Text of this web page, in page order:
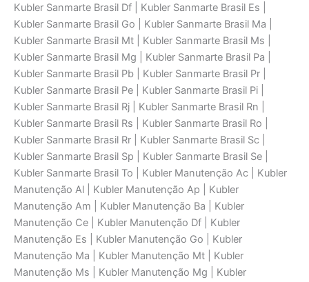
Kubler Sanmarte Brasil Df | Kubler Sanmarte Brasil Es |
Kubler Sanmarte Brasil Go | Kubler Sanmarte Brasil Ma |
Kubler Sanmarte Brasil Mt | Kubler Sanmarte Brasil Ms |
Kubler Sanmarte Brasil Mg | Kubler Sanmarte Brasil Pa |
Kubler Sanmarte Brasil Pb | Kubler Sanmarte Brasil Pr |
Kubler Sanmarte Brasil Pe | Kubler Sanmarte Brasil Pi |
Kubler Sanmarte Brasil Rj | Kubler Sanmarte Brasil Rn |
Kubler Sanmarte Brasil Rs | Kubler Sanmarte Brasil Ro |
Kubler Sanmarte Brasil Rr | Kubler Sanmarte Brasil Sc |
Kubler Sanmarte Brasil Sp | Kubler Sanmarte Brasil Se |
Kubler Sanmarte Brasil To | Kubler Manutenção Ac | Kubler
Manutenção Al | Kubler Manutenção Ap | Kubler
Manutenção Am | Kubler Manutenção Ba | Kubler
Manutenção Ce | Kubler Manutenção Df | Kubler
Manutenção Es | Kubler Manutenção Go | Kubler
Manutenção Ma | Kubler Manutenção Mt | Kubler
Manutenção Ms | Kubler Manutenção Mg | Kubler